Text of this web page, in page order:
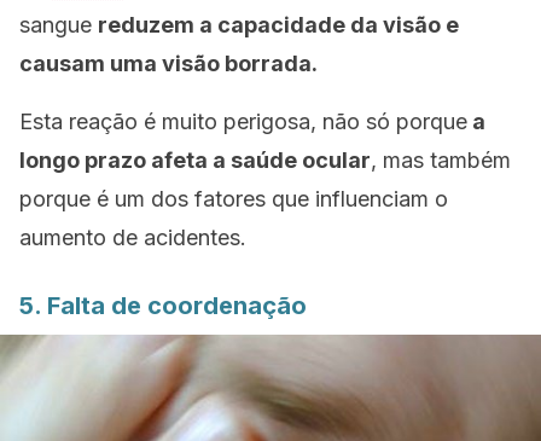
sangue reduzem a capacidade da visão e
causam uma visão borrada.
Esta reação é muito perigosa, não só porque a
longo prazo afeta a saúde ocular, mas também
porque é um dos fatores que influenciam o
aumento de acidentes.
5. Falta de coordenação